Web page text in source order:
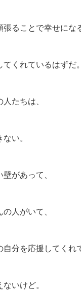
ることで幸せにな
くれているはずだ。
たちは、
い。
があって、
人がいて、
分を応援してくれ
いけど。